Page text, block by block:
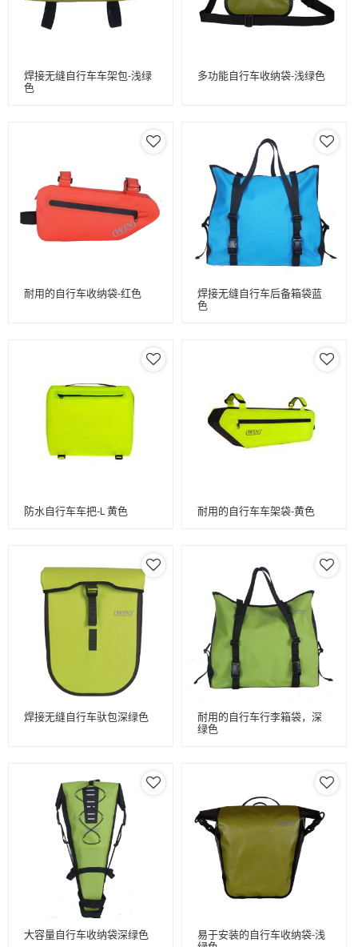
焊接无缝自行车车架包-浅绿
色
多功能自行车收纳袋-浅绿色
耐用的自行车收纳袋-红色
焊接无缝自行车后备箱袋蓝
色
防水自行车车把-L 黄色 耐用的自行车车架袋-黄色
焊接无缝自行车驮包深绿色
耐用的自行车行李箱袋，深
绿色
大容量自行车收纳袋深绿色
易于安装的自行车收纳袋-浅